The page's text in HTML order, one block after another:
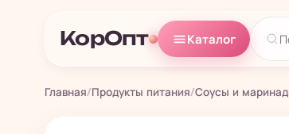
КорОпт Каталог
Главная/Продукты питания/Соусы и